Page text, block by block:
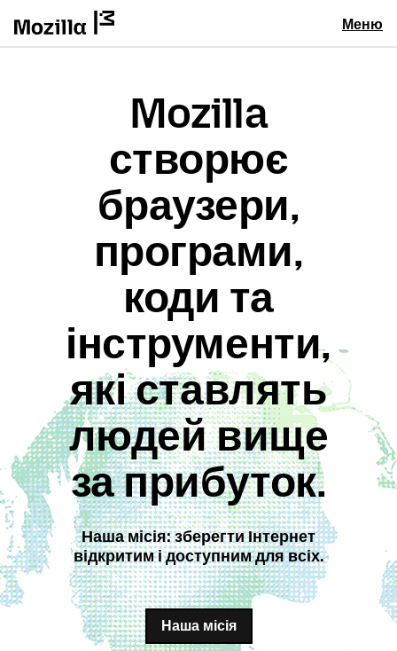
Меню
Mozilla
створює
браузери,
програми,
коди та
інструменти,
які ставлять
людей вище
за прибуток.
Наша місія: зберегти Інтернет
відкритим і доступним для всіх.
Наша місія